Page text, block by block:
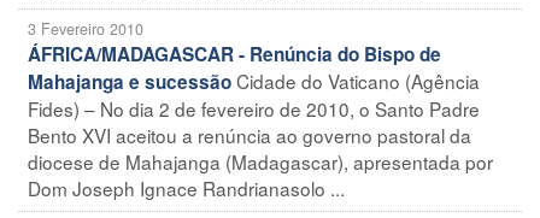
3 Fevereiro 2010
ÁFRICA/MADAGASCAR - Renúncia do Bispo de
Mahajanga e sucessãoCidade do Vaticano (Agência
Fides) – No dia 2 de fevereiro de 2010, o Santo Padre
Bento XVI aceitou a renúncia ao governo pastoral da
diocese de Mahajanga (Madagascar), apresentada por
Dom Joseph Ignace Randrianasolo ...